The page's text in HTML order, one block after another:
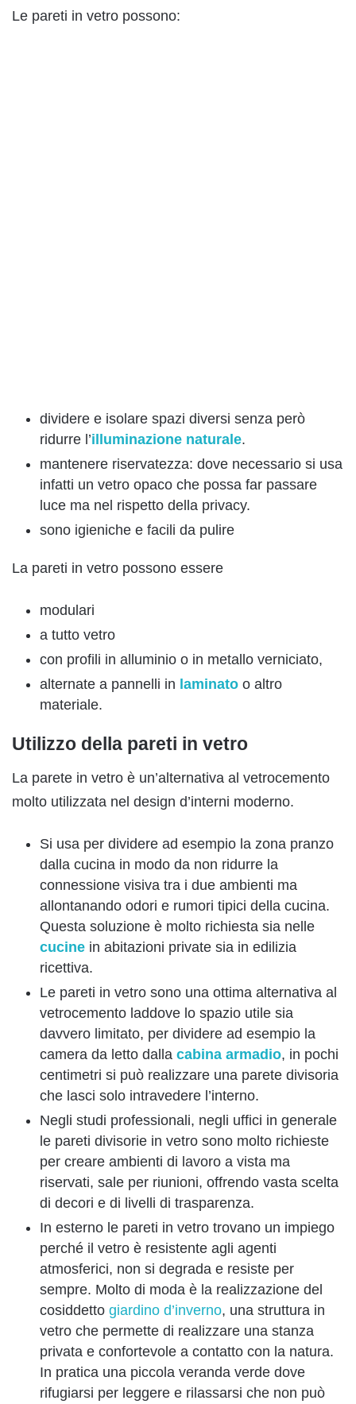
Le pareti in vetro possono:
dividere e isolare spazi diversi senza però
ridurre l’illuminazione naturale.
mantenere riservatezza: dove necessario si usa
infatti un vetro opaco che possa far passare
luce ma nel rispetto della privacy.
sono igieniche e facili da pulire
La pareti in vetro possono essere
modulari
a tutto vetro
con profili in alluminio o in metallo verniciato,
alternate a pannelli in laminato o altro
materiale.
Utilizzo della pareti in vetro
La parete in vetro è un’alternativa al vetrocemento
molto utilizzata nel design d’interni moderno.
Si usa per dividere ad esempio la zona pranzo
dalla cucina in modo da non ridurre la
connessione visiva tra i due ambienti ma
allontanando odori e rumori tipici della cucina.
Questa soluzione è molto richiesta sia nelle
cucine in abitazioni private sia in edilizia
ricettiva.
Le pareti in vetro sono una ottima alternativa al
vetrocemento laddove lo spazio utile sia
davvero limitato, per dividere ad esempio la
camera da letto dalla cabina armadio, in pochi
centimetri si può realizzare una parete divisoria
che lasci solo intravedere l’interno.
Negli studi professionali, negli uffici in generale
le pareti divisorie in vetro sono molto richieste
per creare ambienti di lavoro a vista ma
riservati, sale per riunioni, offrendo vasta scelta
di decori e di livelli di trasparenza.
In esterno le pareti in vetro trovano un impiego
perché il vetro è resistente agli agenti
atmosferici, non si degrada e resiste per
sempre. Molto di moda è la realizzazione del
cosiddetto giardino d’inverno, una struttura in
vetro che permette di realizzare una stanza
privata e confortevole a contatto con la natura.
In pratica una piccola veranda verde dove
rifugiarsi per leggere e rilassarsi che non può